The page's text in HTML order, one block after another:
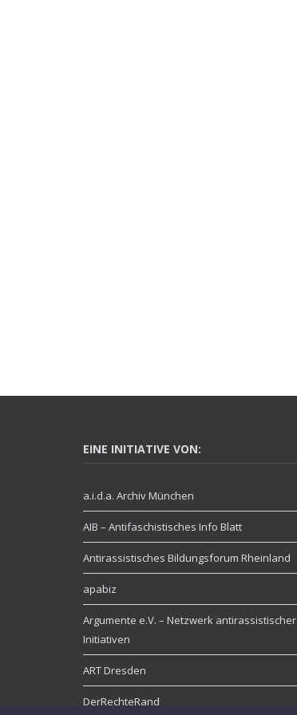
EINE INITIATIVE VON:
a.i.d.a. Archiv München
AIB – Antifaschistisches Info Blatt
Antirassistisches Bildungsforum Rheinland
apabiz
Argumente e.V. – Netzwerk antirassistischer
Initiativen
ART Dresden
DerRechteRand